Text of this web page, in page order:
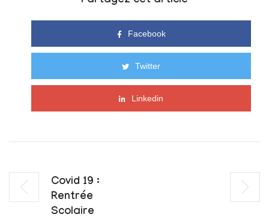
Facebook
Twitter
Linkedin
Covid 19 :
Rentrée
Scolaire